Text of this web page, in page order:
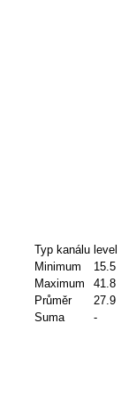
Typ kanálu level
Minimum
15.5
Maximum
41.8
Průměr
27.9
Suma
-